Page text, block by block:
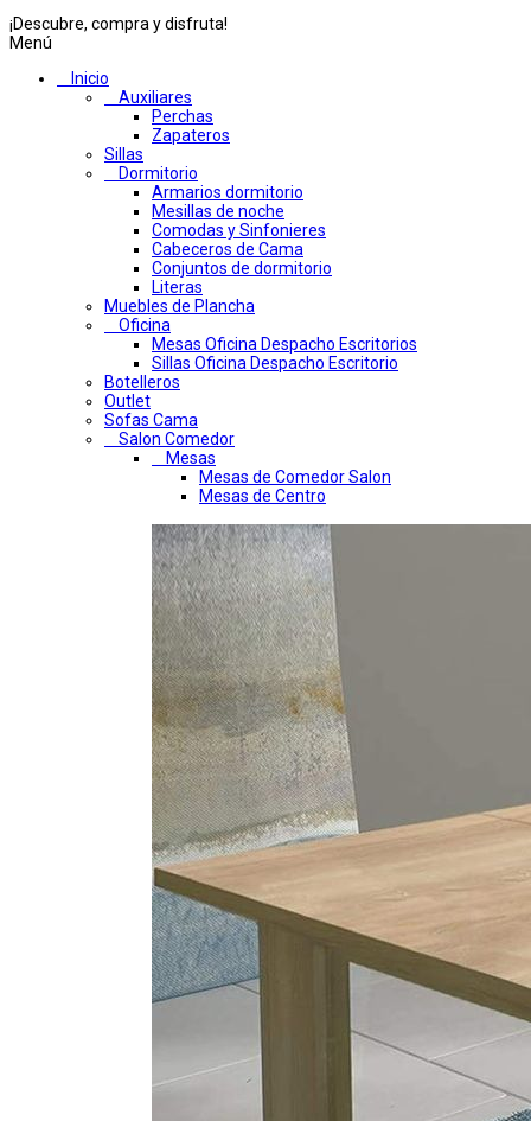
¡Descubre, compra y disfruta!
Menú
Inicio
Auxiliares
Perchas
Zapateros
Sillas
Dormitorio
Armarios dormitorio
Mesillas de noche
Comodas y Sinfonieres
Cabeceros de Cama
Conjuntos de dormitorio
Literas
Muebles de Plancha
Oficina
Mesas Oficina Despacho Escritorios
Sillas Oficina Despacho Escritorio
Botelleros
Outlet
Sofas Cama
Salon Comedor
Mesas
Mesas de Comedor Salon
Mesas de Centro